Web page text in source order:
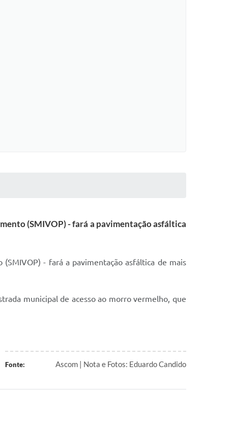
(SMIVOP) - fará a pavimentação asfáltica
- fará a pavimentação asfáltica de mais
municipal de acesso ao morro vermelho, que
Fonte: Ascom | Nota e Fotos: Eduardo Candido